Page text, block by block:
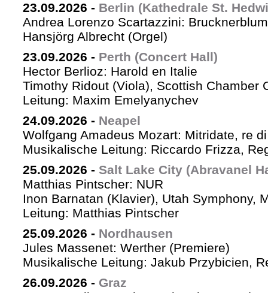
23.09.2026 - Berlin (Kathedrale St.
Andrea Lorenzo Scartazzini:
Hansjörg Albrecht (Orgel)
23.09.2026 - Perth (Concert Hall)
Hector Berlioz: Harold en Italie
Timothy Ridout (Viola), Scottish Chamber
Leitung: Maxim Emelyanychev
24.09.2026 - Neapel
Wolfgang Amadeus Mozart: Mitridate, re
Musikalische Leitung: Riccardo Frizza,
25.09.2026 - Salt Lake City (Abravanel
Matthias Pintscher: NUR
Inon Barnatan (Klavier), Utah Symphony,
Leitung: Matthias Pintscher
25.09.2026 - Nordhausen
Jules Massenet: Werther (Premiere)
Musikalische Leitung: Jakub Przybicien,
26.09.2026 - Graz